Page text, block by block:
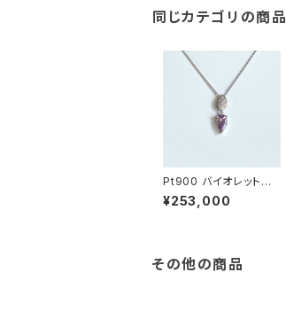
同じカテゴリの商品
Pt900 バイオレットサ
ファイア ダイヤモンド
ペンダントトップ
¥253,000
その他の商品